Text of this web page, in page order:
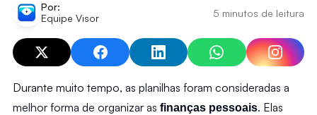
Por:
Equipe Visor
5 minutos de leitura
Durante muito tempo, as planilhas foram consideradas a
melhor forma de organizar as finanças pessoais. Elas